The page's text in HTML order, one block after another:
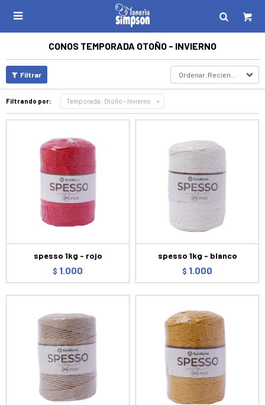

CONOS TEMPORADA OTOÑO - INVIERNO
Recientes
Filtrando por: Temporada: Otoño - Invierno
spesso 1kg - rojo
$ 1.000
spesso 1kg - blanco
$ 1.000